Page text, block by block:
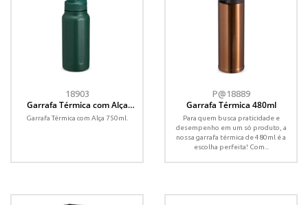
18903
Garrafa Térmica com Alça
750ml
Garrafa Térmica com Alça 750ml.
P@18889
Garrafa Térmica 480ml
Para quem busca praticidade e
desempenho em um só produto, a
nossa garrafa térmica de 480ml é a
escolha perfeita! Com...